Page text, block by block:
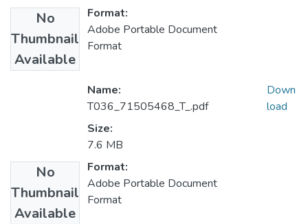
No
Thumbnail
Available
Format:
Adobe Portable Document
Format
No
Thumbnail
Available
Name:
T036_71505468_T_.pdf
Size:
7.6 MB
Format:
Adobe Portable Document
Format
Down
load